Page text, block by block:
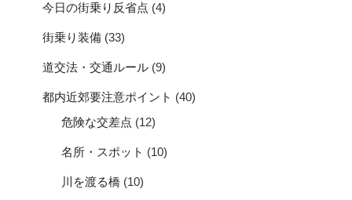
今日の街乗り反省点 (4)
街乗り装備 (33)
道交法・交通ルール (9)
都内近郊要注意ポイント (40)
危険な交差点 (12)
名所・スポット (10)
川を渡る橋 (10)